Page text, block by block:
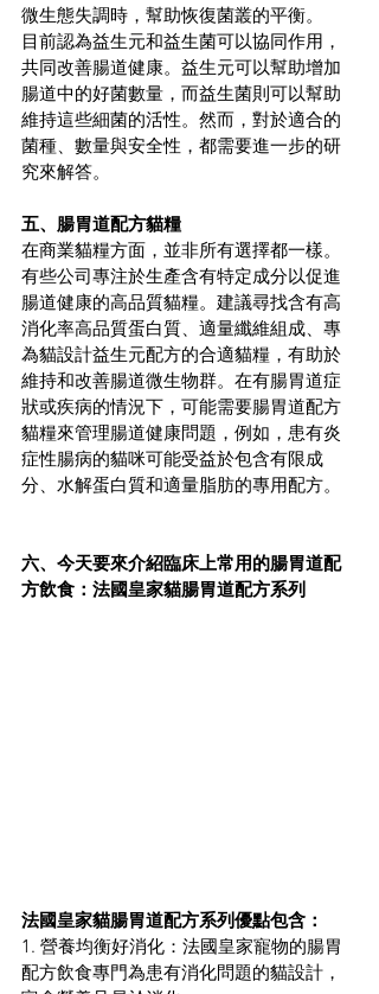
微生態失調時，幫助恢復菌叢的平衡。
目前認為益生元和益生菌可以協同作用，
共同改善腸道健康。益生元可以幫助增加
腸道中的好菌數量，而益生菌則可以幫助
維持這些細菌的活性。然而，對於適合的
菌種、數量與安全性，都需要進一步的研
究來解答。
五、腸胃道配方貓糧
在商業貓糧方面，並非所有選擇都一樣。
有些公司專注於生產含有特定成分以促進
腸道健康的高品質貓糧。建議尋找含有高
消化率高品質蛋白質、適量纖維組成、專
為貓設計益生元配方的合適貓糧，有助於
維持和改善腸道微生物群。在有腸胃道症
狀或疾病的情況下，可能需要腸胃道配方
貓糧來管理腸道健康問題，例如，患有炎
症性腸病的貓咪可能受益於包含有限成
分、水解蛋白質和適量脂肪的專用配方。
六、今天要來介紹臨床上常用的腸胃道配
方飲食：法國皇家貓腸胃道配方系列
法國皇家貓腸胃道配方系列優點包含：
1. 營養均衡好消化：法國皇家寵物的腸胃
配方飲食專門為患有消化問題的貓設計，